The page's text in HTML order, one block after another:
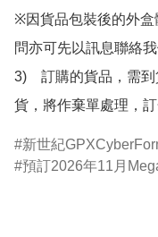
※因貨品包裝後的外盒
問亦可先以訊息聯絡
3)　訂購的貨品，需
貨，將作棄單處理，
新世紀
預訂2026年11月